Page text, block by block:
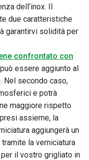
dell’inox. Il
due caratteristiche
garantirvi solidità per
confrontato con
essere aggiunto al
Nel secondo caso,
e potrà
maggiore rispetto
assieme, la
aggiungerà un
la verniciatura
il vostro grigliato in